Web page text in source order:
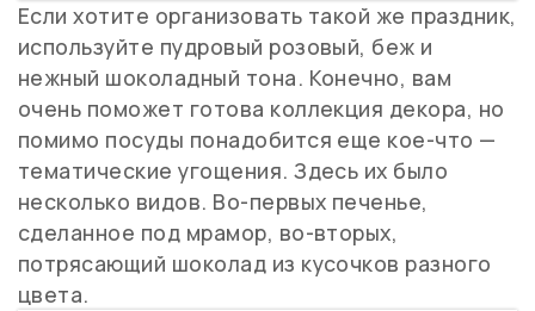
Если хотите организовать такой же праздник,
используйте пудровый розовый, беж и
нежный шоколадный тона. Конечно, вам
очень поможет готова коллекция декора, но
помимо посуды понадобится еще кое-что —
тематические угощения. Здесь их было
несколько видов. Во-первых печенье,
сделанное под мрамор, во-вторых,
потрясающий шоколад из кусочков разного
цвета.